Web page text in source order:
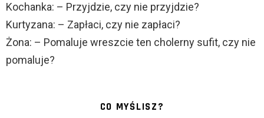
Kochanka: – Przyjdzie, czy nie przyjdzie?
Kurtyzana: – Zapłaci, czy nie zapłaci?
Żona: – Pomaluje wreszcie ten cholerny sufit, czy nie
pomaluje?
CO MYŚLISZ?